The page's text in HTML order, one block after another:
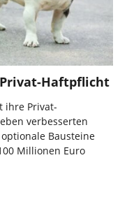
Haftpflicht
ihre Privat-
verbesserten
Bausteine
Millionen Euro